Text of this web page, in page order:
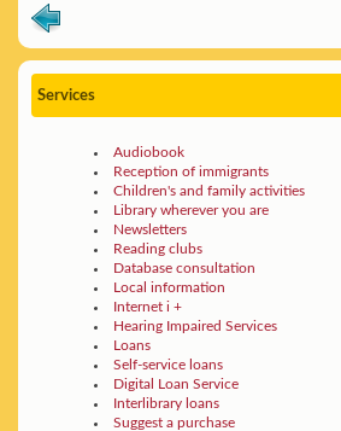
Services
Audiobook
Reception of immigrants
Children's and family activities
Library wherever you are
Newsletters
Reading clubs
Database consultation
Local information
Internet i +
Hearing Impaired Services
Loans
Self-service loans
Digital Loan Service
Interlibrary loans
Suggest a purchase